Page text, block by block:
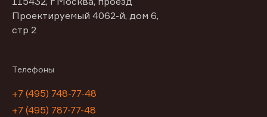
Проектируемый 4062-й, дом 6,
стр 2
Телефоны
+7 (495) 748-77-48
+7 (495) 787-77-48